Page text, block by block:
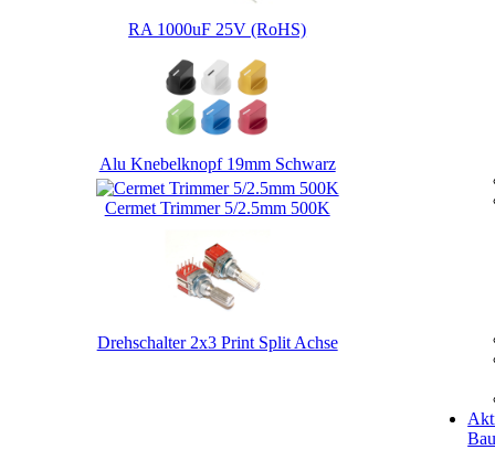
RA 1000uF 25V (RoHS)
Alu Knebelknopf 19mm Schwarz
Cermet Trimmer 5/2.5mm 500K
Drehschalter 2x3 Print Split Achse